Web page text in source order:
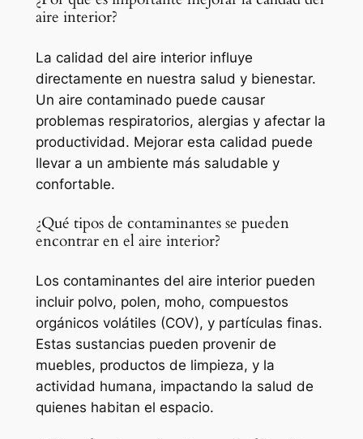
aire interior?
La calidad del aire interior influye
directamente en nuestra salud y bienestar.
Un aire contaminado puede causar
problemas respiratorios, alergias y afectar la
productividad. Mejorar esta calidad puede
llevar a un ambiente más saludable y
confortable.
¿Qué tipos de contaminantes se pueden
encontrar en el aire interior?
Los contaminantes del aire interior pueden
incluir polvo, polen, moho, compuestos
orgánicos volátiles (COV), y partículas finas.
Estas sustancias pueden provenir de
muebles, productos de limpieza, y la
actividad humana, impactando la salud de
quienes habitan el espacio.